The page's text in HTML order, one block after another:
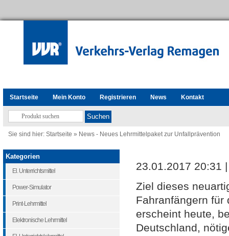
Startseite Mein Konto Registrieren News Kontakt
Sie sind hier: Startseite » News - Neues Lehrmittelpaket zur Unfallprävention
23.01.2017 20:31
Ziel dieses
Fahranfängern für
erscheint heute,
Deutschland,
Kategorien
El. Unterrichtsmittel
Power-Simulator
Print-Lehrmittel
Elektronische Lehrmittel